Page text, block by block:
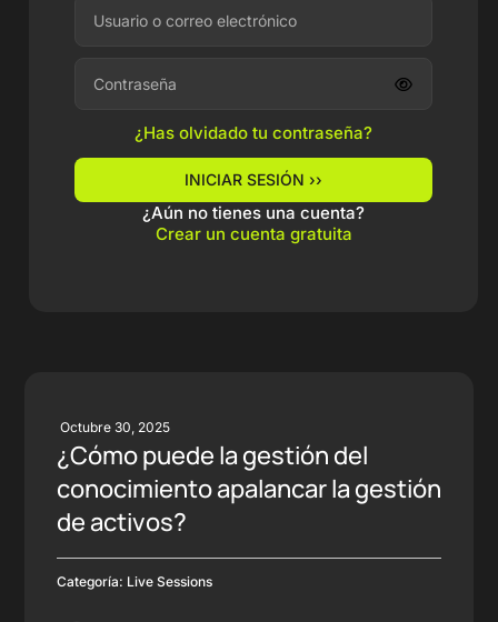
¿Has olvidado tu contraseña?
INICIAR SESIÓN ››
¿Aún no tienes una cuenta?
Crear un cuenta gratuita
Octubre 30, 2025
¿Cómo puede la gestión del
conocimiento apalancar la gestión
de activos?
Categoría: Live Sessions